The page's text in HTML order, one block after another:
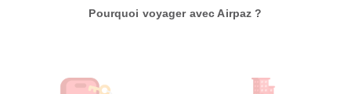
Pourquoi voyager avec Airpaz ?